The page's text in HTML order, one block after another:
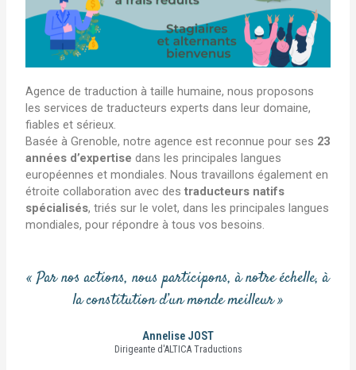
Agence de traduction à taille humaine, nous proposons
les services de traducteurs experts dans leur domaine,
fiables et sérieux.
Basée à Grenoble, notre agence est reconnue pour ses 23
années d’expertise dans les principales langues
européennes et mondiales. Nous travaillons également en
étroite collaboration avec destraducteurs natifs
spécialisés, triés sur le volet, dans les principales langues
mondiales, pour répondre à tous vos besoins.
« Par nos actions, nous participons, à notre échelle, à
la constitution d’un monde meilleur »
Annelise JOST
Dirigeante d'ALTICA Traductions